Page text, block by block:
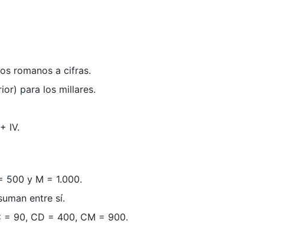
romanos a cifras.
para los millares.
IV.
500 y M = 1.000.
entre sí.
= 90, CD = 400, CM = 900.